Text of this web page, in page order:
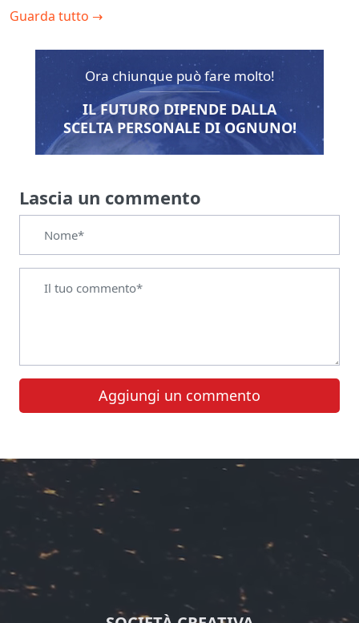
Guarda tutto →
Ora chiunque può fare molto!
IL FUTURO DIPENDE DALLA
SCELTA PERSONALE DI OGNUNO!
Lascia un commento
Aggiungi un commento